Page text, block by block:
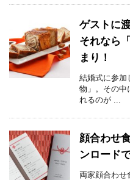
ゲストに
それなら
まり！
結婚式に参加
物」。その中
れるのが ...
顔合わせ
ンロード
両家顔合わせ